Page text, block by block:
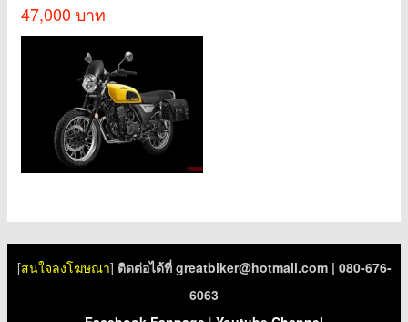
47,000 บาท
[สนใจลงโฆษณา] ติดต่อได้ที่ greatbiker@hotmail.com| 080-676-
6063